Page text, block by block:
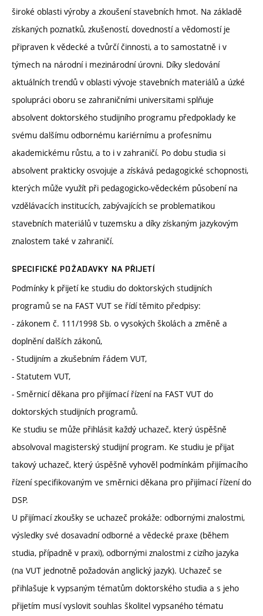
široké oblasti výroby a zkoušení stavebních hmot. Na základě
získaných poznatků, zkušeností, dovedností a vědomostí je
připraven k vědecké a tvůrčí činnosti, a to samostatně i v
týmech na národní i mezinárodní úrovni. Díky sledování
aktuálních trendů v oblasti vývoje stavebních materiálů a úzké
spolupráci oboru se zahraničními universitami splňuje
absolvent doktorského studijního programu předpoklady ke
svému dalšímu odbornému kariérnímu a profesnímu
akademickému růstu, a to i v zahraničí. Po dobu studia si
absolvent prakticky osvojuje a získává pedagogické schopnosti,
kterých může využít při pedagogicko-vědeckém působení na
vzdělávacích institucích, zabývajících se problematikou
stavebních materiálů v tuzemsku a díky získaným jazykovým
znalostem také v zahraničí.
SPECIFICKÉ POŽADAVKY NA PŘIJETÍ
Podmínky k přijetí ke studiu do doktorských studijních
programů se na FAST VUT se řídí těmito předpisy:
- zákonem č. 111/1998 Sb. o vysokých školách a změně a
doplnění dalších zákonů,
- Studijním a zkušebním řádem VUT,
- Statutem VUT,
- Směrnicí děkana pro přijímací řízení na FAST VUT do
doktorských studijních programů.
Ke studiu se může přihlásit každý uchazeč, který úspěšně
absolvoval magisterský studijní program. Ke studiu je přijat
takový uchazeč, který úspěšně vyhověl podmínkám přijímacího
řízení specifikovaným ve směrnici děkana pro přijímací řízení do
DSP.
U přijímací zkoušky se uchazeč prokáže: odbornými znalostmi,
výsledky své dosavadní odborné a vědecké praxe (během
studia, případně v praxi), odbornými znalostmi z cizího jazyka
(na VUT jednotně požadován anglický jazyk). Uchazeč se
přihlašuje k vypsaným tématům doktorského studia a s jeho
přijetím musí vyslovit souhlas školitel vypsaného tématu